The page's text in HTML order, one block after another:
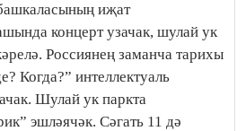
иҗат
концерт узачак, шулай ук
Россиянең заманча тарихы
Когда?” интеллектуаль
Шулай ук паркта
эшләячәк. Сәгать 11 дә